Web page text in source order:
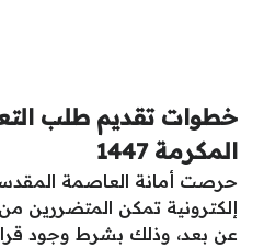
خطوات تقديم طلب
المكرمة 1447
حرصت أمانة العاصمة
إلكترونية تمكن المتضررين
عن بعد، وذلك بشرط وجود